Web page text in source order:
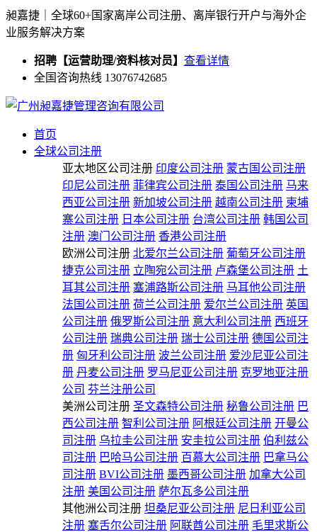
昶嘉捷｜全球60+国家离岸公司注册、离岸银行开户与海外企
业服务解决方案
招聘【运营助理/资料核对员】 查看详情
全国咨询热线 13076742685
首页
全球公司注册
亚太地区公司注册 印度公司注册 蒙古国公司注册
印尼公司注册 菲律宾公司注册 泰国公司注册 马来
西亚公司注册 新加坡公司注册 越南公司注册 柬埔
寨公司注册 日本公司注册 台湾公司注册 韩国公司
注册 澳门公司注册 香港公司注册
欧洲公司注册 北爱尔兰公司注册 葡萄牙公司注册
捷克公司注册 立陶宛公司注册 卢森堡公司注册 土
耳其公司注册 塞浦路斯公司注册 马耳他公司注册
法国公司注册 荷兰公司注册 爱尔兰公司注册 英国
公司注册 俄罗斯公司注册 意大利公司注册 西班牙
公司注册 瑞典公司注册 瑞士公司注册 德国公司注
册 匈牙利公司注册 波兰公司注册 爱沙尼亚公司注
册 丹麦公司注册 罗马尼亚公司注册 克罗地亚注册
公司 芬兰注册公司
美洲公司注册 圣文森特公司注册 秘鲁公司注册 巴
西公司注册 智利公司注册 阿根廷公司注册 开曼公
司注册 乌拉圭公司注册 安圭拉公司注册 伯利兹公
司注册 巴哈马公司注册 百慕大公司注册 巴拿马公
司注册 BVI公司注册 墨西哥公司注册 加拿大公司
注册 美国公司注册 萨尔瓦多公司注册
其他洲公司注册 坦桑尼亚公司注册 尼日利亚公司
注册 塞舌尔公司注册 阿联酋公司注册 毛里求斯公